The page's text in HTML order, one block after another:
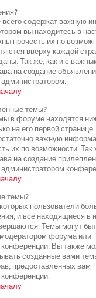
содержат важную
вы находитесь в
прочесть их по
вверху каждой
Так же, как и с
на создание
темы?
в форуме находятся
на его первой
важную
их по возможности. Так
на создание
темы?
пользователи
и все находящиеся в
Темы могут
форума или
Вы также
созданные вами
предоставленных вам